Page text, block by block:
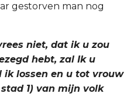
gestorven man nog
niet, dat ik u zou
hebt, zal Ik u
ik lossen en u tot vrouw
1) van mijn volk